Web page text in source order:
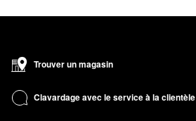
Trouver un magasin
Clavardage avec le service à la clientèle